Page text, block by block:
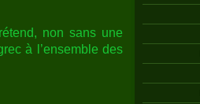
non sans une
à l’ensemble des